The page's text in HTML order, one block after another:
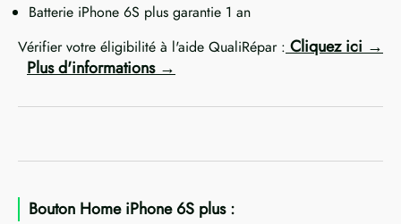
Batterie iPhone 6S plus garantie 1 an
Vérifier votre éligibilité à l'aide QualiRépar : Cliquez ici
Plus d'informations
Bouton Home iPhone 6S plus :